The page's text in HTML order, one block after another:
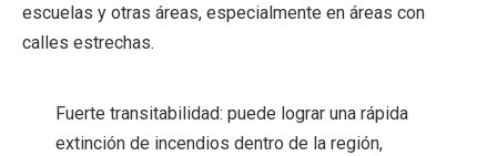
escuelas y otras áreas, especialmente en áreas con
calles estrechas.
Fuerte transitabilidad: puede lograr una rápida
extinción de incendios dentro de la región,